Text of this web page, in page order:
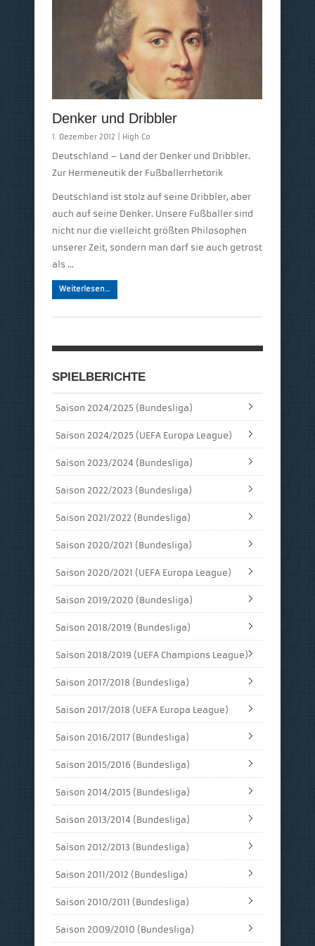
Denker und Dribbler
1. Dezember 2012 | High Co
Deutschland – Land der Denker und Dribbler.
Zur Hermeneutik der Fußballerrhetorik
Deutschland ist stolz auf seine Dribbler, aber
auch auf seine Denker. Unsere Fußballer sind
nicht nur die vielleicht größten Philosophen
unserer Zeit, sondern man darf sie auch getrost
als …
Weiterlesen…
SPIELBERICHTE
Saison 2024/2025 (Bundesliga)
Saison 2024/2025 (UEFA Europa League)
Saison 2023/2024 (Bundesliga)
Saison 2022/2023 (Bundesliga)
Saison 2021/2022 (Bundesliga)
Saison 2020/2021 (Bundesliga)
Saison 2020/2021 (UEFA Europa League)
Saison 2019/2020 (Bundesliga)
Saison 2018/2019 (Bundesliga)
Saison 2018/2019 (UEFA Champions League)
Saison 2017/2018 (Bundesliga)
Saison 2017/2018 (UEFA Europa League)
Saison 2016/2017 (Bundesliga)
Saison 2015/2016 (Bundesliga)
Saison 2014/2015 (Bundesliga)
Saison 2013/2014 (Bundesliga)
Saison 2012/2013 (Bundesliga)
Saison 2011/2012 (Bundesliga)
Saison 2010/2011 (Bundesliga)
Saison 2009/2010 (Bundesliga)